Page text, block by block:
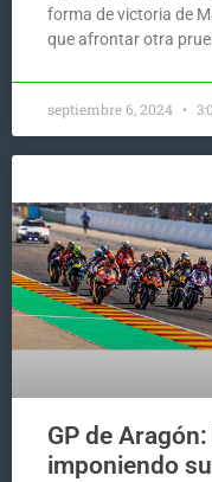
forma de victoria de
que afrontar otra
septiembre 6, 2024
GP de
imponiendo